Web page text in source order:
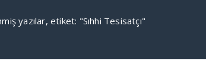
yazılar, etiket: "Sıhhi Tesisatçı"